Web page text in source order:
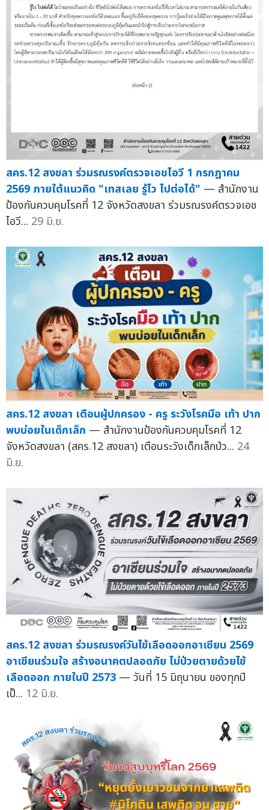
สคร.12 สงขลา ร่วมรณรงค์ตรวจเอชไอวี 1 กรกฎาคม
2569 ภายใต้แนวคิด "เทสเลย รู้ไว ไปต่อได้" — สำนักงาน
ป้องกันควบคุมโรคที่ 12 จังหวัดสงขลา ร่วมรณรงค์ตรวจเอช
ไอวี... 29 มิ.ย.
สคร.12 สงขลา เตือนผู้ปกครอง - ครู ระวังโรคมือ เท้า ปาก
พบบ่อยในเด็กเล็ก — สำนักงานป้องกันควบคุมโรคที่ 12
จังหวัดสงขลา (สคร.12 สงขลา) เตือนระวังเด็กเล็กป่ว... 24
มิ.ย.
สคร.12 สงขลา ร่วมรณรงค์วันไข้เลือดออกอาเซียน 2569
อาเซียนร่วมใจ สร้างอนาคตปลอดภัย ไม่ป่วยตายด้วยไข้
เลือดออก ภายในปี 2573 — วันที่ 15 มิถุนายน ของทุกปี
เป็... 12 มิ.ย.